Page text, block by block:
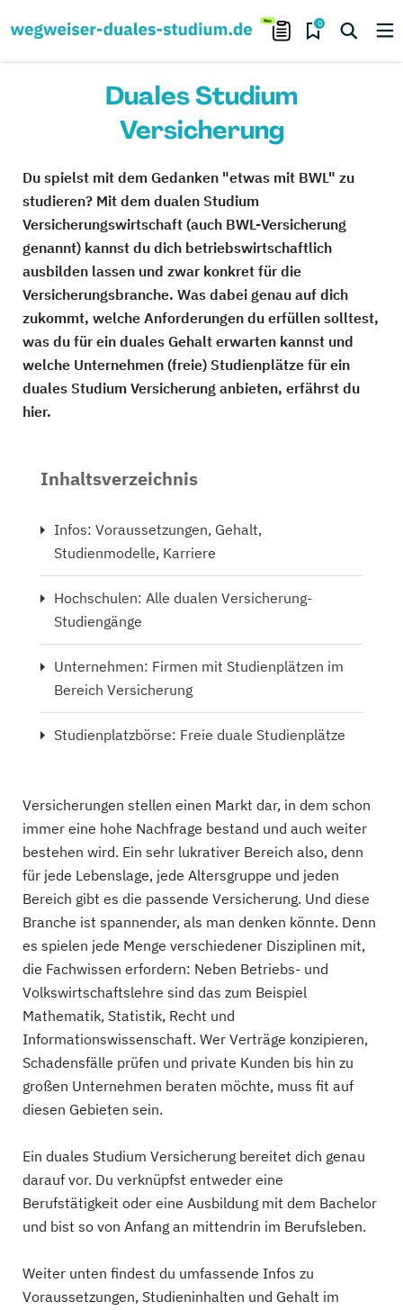
0
Duales Studium
Versicherung
Du spielst mit dem Gedanken "etwas mit BWL" zu
studieren? Mit dem dualen Studium
Versicherungswirtschaft (auch BWL-Versicherung
genannt) kannst du dich betriebswirtschaftlich
ausbilden lassen und zwar konkret für die
Versicherungsbranche. Was dabei genau auf dich
zukommt, welche Anforderungen du erfüllen solltest,
was du für ein duales Gehalt erwarten kannst und
welche Unternehmen (freie) Studienplätze für ein
duales Studium Versicherung anbieten, erfährst du
hier.
Inhaltsverzeichnis
Infos: Voraussetzungen, Gehalt,
Studienmodelle, Karriere
Hochschulen: Alle dualen Versicherung-
Studiengänge
Unternehmen: Firmen mit Studienplätzen im
Bereich Versicherung
Studienplatzbörse: Freie duale Studienplätze
Versicherungen stellen einen Markt dar, in dem schon
immer eine hohe Nachfrage bestand und auch weiter
bestehen wird. Ein sehr lukrativer Bereich also, denn
für jede Lebenslage, jede Altersgruppe und jeden
Bereich gibt es die passende Versicherung. Und diese
Branche ist spannender, als man denken könnte. Denn
es spielen jede Menge verschiedener Disziplinen mit,
die Fachwissen erfordern: Neben Betriebs- und
Volkswirtschaftslehre sind das zum Beispiel
Mathematik, Statistik, Recht und
Informationswissenschaft. Wer Verträge konzipieren,
Schadensfälle prüfen und private Kunden bis hin zu
großen Unternehmen beraten möchte, muss fit auf
diesen Gebieten sein.
Ein duales Studium Versicherung bereitet dich genau
darauf vor. Du verknüpfst entweder eine
Berufstätigkeit oder eine Ausbildung mit dem Bachelor
und bist so von Anfang an mittendrin im Berufsleben.
Weiter unten findest du umfassende Infos zu
Voraussetzungen, Studieninhalten und Gehalt im